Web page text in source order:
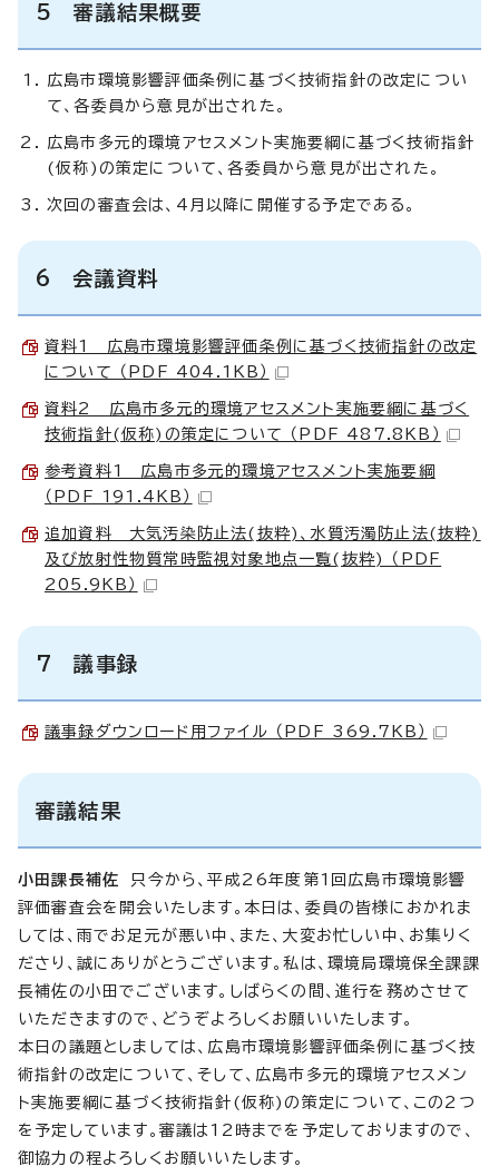
5 審議結果概要
広島市環境影響評価条例に基づく技術指針の改定につい
て、各委員から意見が出された。
広島市多元的環境アセスメント実施要綱に基づく技術指針
(仮称)の策定について、各委員から意見が出された。
次回の審査会は、4月以降に開催する予定である。
6 会議資料
資料1 広島市環境影響評価条例に基づく技術指針の改定
について （PDF 404.1KB）
資料2 広島市多元的環境アセスメント実施要綱に基づく
技術指針(仮称)の策定について （PDF 487.8KB）
参考資料1 広島市多元的環境アセスメント実施要綱
（PDF 191.4KB）
追加資料 大気汚染防止法(抜粋)、水質汚濁防止法(抜粋)
及び放射性物質常時監視対象地点一覧(抜粋) （PDF
205.9KB）
7 議事録
議事録ダウンロード用ファイル （PDF 369.7KB）
審議結果
小田課長補佐 只今から、平成26年度第1回広島市環境影響
評価審査会を開会いたします。本日は、委員の皆様におかれま
しては、雨でお足元が悪い中、また、大変お忙しい中、お集りく
ださり、誠にありがとうございます。私は、環境局環境保全課課
長補佐の小田でございます。しばらくの間、進行を務めさせて
いただきますので、どうぞよろしくお願いいたします。
本日の議題としましては、広島市環境影響評価条例に基づく技
術指針の改定について、そして、広島市多元的環境アセスメン
ト実施要綱に基づく技術指針(仮称)の策定について、この2つ
を予定しています。審議は12時までを予定しておりますので、
御協力の程よろしくお願いいたします。